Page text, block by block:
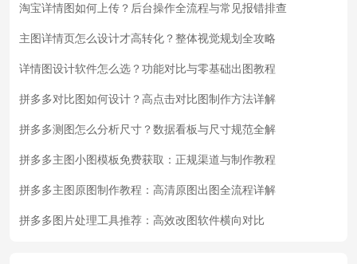
淘宝详情图如何上传？后台操作全流程与常见报错排查
主图详情页怎么设计才高转化？整体视觉规划全攻略
详情图设计软件怎么选？功能对比与零基础出图教程
拼多多对比图如何设计？高点击对比图制作方法详解
拼多多测图怎么分析尺寸？数据看板与尺寸规范全解
拼多多主图小图模板免费获取：正规渠道与制作教程
拼多多主图原图制作教程：高清原图出图全流程详解
拼多多图片处理工具推荐：高效改图软件横向对比